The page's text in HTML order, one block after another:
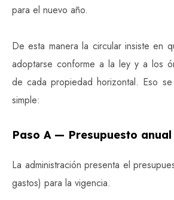
para el nuevo año.
De esta manera la circular insiste en
adoptarse conforme a la ley y a los
de cada propiedad horizontal. Eso
simple:
Paso A — Presupuesto anual
La administración presenta el
gastos) para la vigencia.